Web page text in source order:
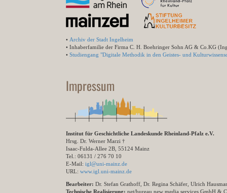
• Archiv der Stadt Ingelheim
• Inhaberfamilie der Firma C. H. Boehringer Sohn AG & Co.KG
• Studiengang "Digitale Methodik in den Geistes- und
Impressum
Institut für Geschichtliche Landeskunde Rheinland-Pfalz e.V.
Hrsg. Dr. Werner Marzi †
Isaac-Fulda-Allee 2B, 55124 Mainz
Tel.: 06131 / 276 70 10
E-Mail: igl@uni-mainz.de
URL: www.igl.uni-mainz.de
Bearbeiter: Dr. Stefan Grathoff, Dr. Regina Schäfer, Ulrich
Technische Realisierung: net/bureau new media services GmbH &